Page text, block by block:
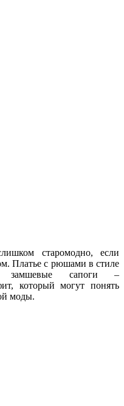
старомодно, если
Платье с рюшами в стиле
замшевые сапоги –
который могут понять
моды.